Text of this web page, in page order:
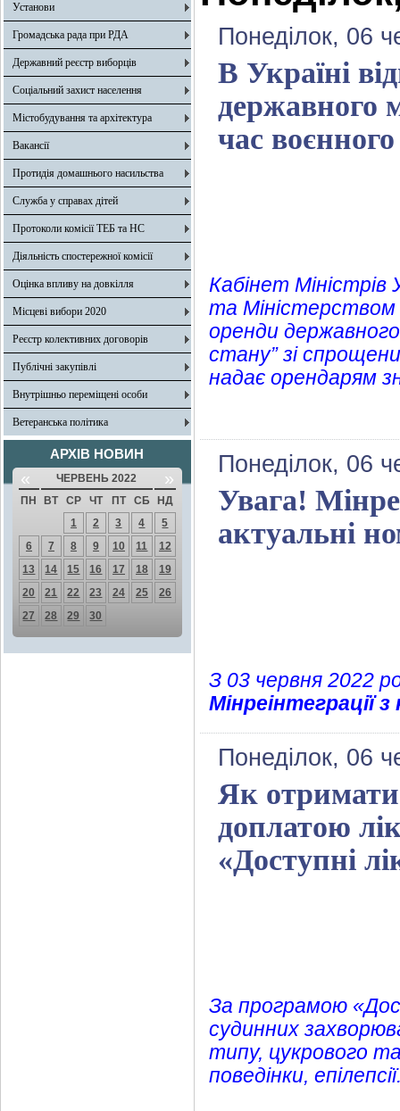
Установи
Громадська рада при РДА
Державний реєстр виборців
Соціальний захист населення
Містобудування та архітектура
Вакансії
Протидія домашнього насильства
Служба у справах дітей
Протоколи комісії ТЕБ та НС
Діяльність спостережної комісії
Оцінка впливу на довкілля
Місцеві вибори 2020
Реєстр колективних договорів
Публічні закупівлі
Внутрішньо переміщені особи
Ветеранська політика
АРХІВ НОВИН
« ЧЕРВЕНЬ 2022 »
ПН ВТ СР ЧТ ПТ СБ
НД
1
2 3 4
5
6
7 8 9 10 11
12
13
14 15 16 17 18
19
20
21 22 23 24 25
26
27
28 29 30
Понеділок, 06
В Україні
державного
час
Кабінет
та Міністерством
оренди
стану” зі
надає орендарям
Понеділок, 06
Увага!
актуальні
З 03 червня 2022
Мінреінтеграції
Понеділок, 06
Як
доплатою
«Доступні
За програмою
судинних
типу, цукрового
поведінки,